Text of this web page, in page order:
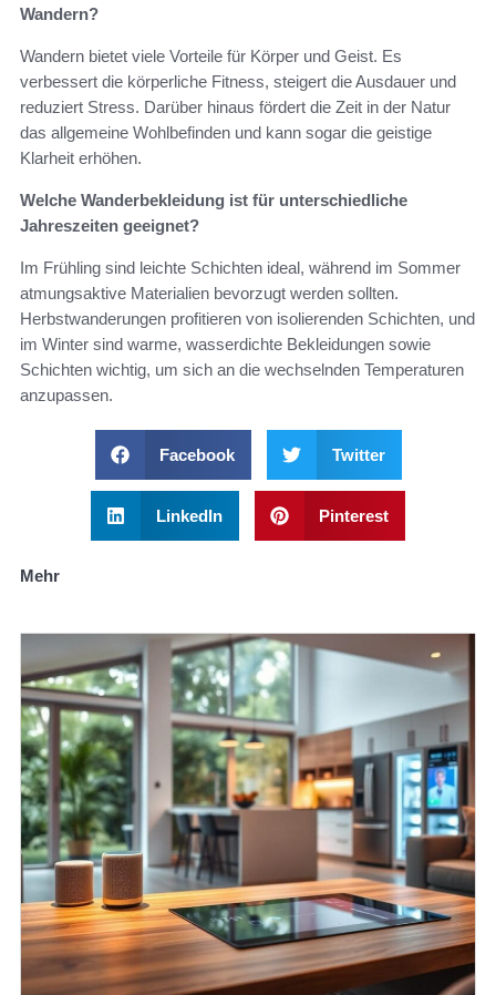
Wandern?
Wandern bietet viele Vorteile für Körper und Geist. Es
verbessert die körperliche Fitness, steigert die Ausdauer und
reduziert Stress. Darüber hinaus fördert die Zeit in der Natur
das allgemeine Wohlbefinden und kann sogar die geistige
Klarheit erhöhen.
Welche Wanderbekleidung ist für unterschiedliche
Jahreszeiten geeignet?
Im Frühling sind leichte Schichten ideal, während im Sommer
atmungsaktive Materialien bevorzugt werden sollten.
Herbstwanderungen profitieren von isolierenden Schichten, und
im Winter sind warme, wasserdichte Bekleidungen sowie
Schichten wichtig, um sich an die wechselnden Temperaturen
anzupassen.
Facebook Twitter
LinkedIn Pinterest
Mehr